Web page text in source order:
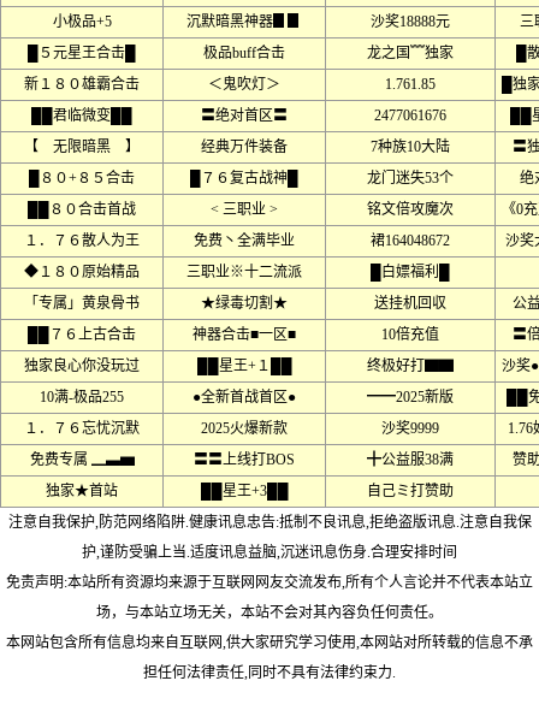
小极品+5
沉默暗黑神器▊▊ 沙奖18888元
三
█５元星王合击█
极品buff合击 龙之国﹌独家
█
新１８０雄霸合击
＜鬼吹灯＞ 1.761.85
█独
██君临微变██
〓绝对首区〓 2477061676
██
【 无限暗黑 】
经典万件装备 7种族10大陆
〓
█８０+８５合击
█７６复古战神█ 龙门迷失53个
绝
██８０合击首战
< 三职业 > 铭文倍攻魔次
《0
１．７６散人为王
免费丶全满毕业 裙164048672
沙奖
◆１８０原始精品
三职业※十二流派
█白嫖福利█
「专属」黄泉骨书
★绿毒切割★ 送挂机回収
公
██７６上古合击
神器合击■一区■ 10倍充值
〓
独家良心你没玩过
██星王+１██ 终极好打▇▇
沙奖
10满-极品255
●全新首战首区● ━━2025新版
██
１．７６忘忧沉默
2025火爆新款 沙奖9999
免费专属 ▁▃▅
〓〓上线打BOS ╋公益服38满
赞
独家★首站
██星王+3██
自己ミ打赞助
注意自我保护,防范网络陷阱.健康讯息忠告:抵制不良讯息,拒绝盗版讯息.注意自我保
护,谨防受骗上当.适度讯息益脑,沉迷讯息伤身.合理安排时间
免责声明:本站所有资源均来源于互联网网友交流发布,所有个人言论并不代表本站立
场，与本站立场无关，本站不会对其內容负任何责任。
本网站包含所有信息均来自互联网,供大家研究学习使用,本网站对所转载的信息不承
担任何法律责任,同时不具有法律约束力.